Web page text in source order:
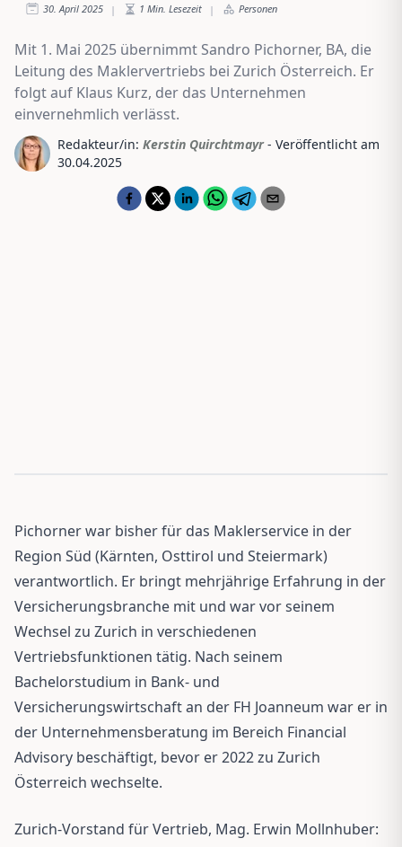
30. April 2025 | 1 Min. Lesezeit | Personen
Mit 1. Mai 2025 übernimmt Sandro Pichorner, BA, die
Leitung des Maklervertriebs bei Zurich Österreich. Er
folgt auf Klaus Kurz, der das Unternehmen
einvernehmlich verlässt.
Redakteur/in: Kerstin Quirchtmayr - Veröffentlicht am
30.04.2025
Pichorner war bisher für das Maklerservice in der
Region Süd (Kärnten, Osttirol und Steiermark)
verantwortlich. Er bringt mehrjährige Erfahrung in der
Versicherungsbranche mit und war vor seinem
Wechsel zu Zurich in verschiedenen
Vertriebsfunktionen tätig. Nach seinem
Bachelorstudium in Bank- und
Versicherungswirtschaft an der FH Joanneum war er in
der Unternehmensberatung im Bereich Financial
Advisory beschäftigt, bevor er 2022 zu Zurich
Österreich wechselte.
Zurich-Vorstand für Vertrieb, Mag. Erwin Mollnhuber: